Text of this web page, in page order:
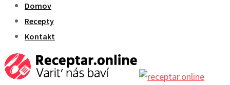
Domov
Recepty
Kontakt